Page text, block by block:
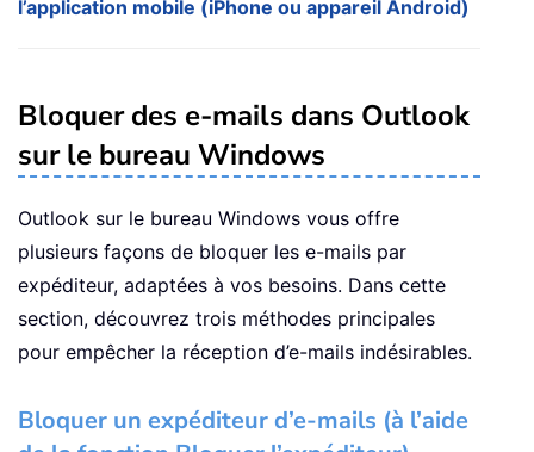
l’application mobile (iPhone ou appareil Android)
Bloquer des e-mails dans Outlook
sur le bureau Windows
Outlook sur le bureau Windows vous offre
plusieurs façons de bloquer les e-mails par
expéditeur, adaptées à vos besoins. Dans cette
section, découvrez trois méthodes principales
pour empêcher la réception d’e-mails indésirables.
Bloquer un expéditeur d’e-mails (à l’aide